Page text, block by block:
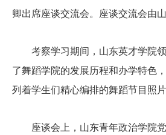
卿出席座谈交流会。座谈交流会由
考察学习期间，山东英才学院领
了舞蹈学院的发展历程和办学特色
列着学生们精心编排的舞蹈节目照
座谈会上，山东青年政治学院党